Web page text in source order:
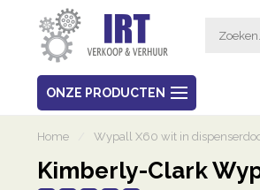
ONZE PRODUCTEN
Breed assortiment
Home Wypall X60 wit in
Kimberly-Clark